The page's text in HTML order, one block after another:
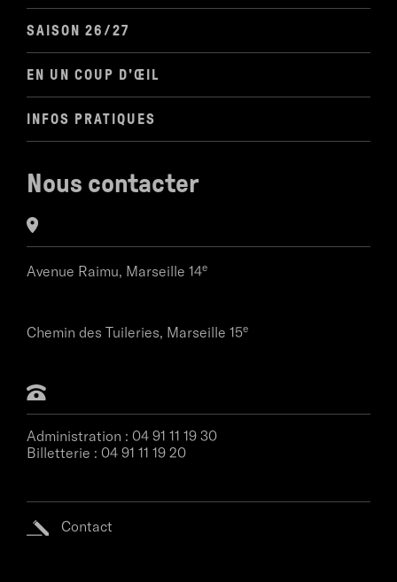
SAISON 26/27
EN UN COUP D'ŒIL
INFOS PRATIQUES
Nous contacter
Avenue Raimu, Marseille 14e
Chemin des Tuileries, Marseille 15e
Administration : 04 91 11 19 30
Billetterie : 04 91 11 19 20
Contact